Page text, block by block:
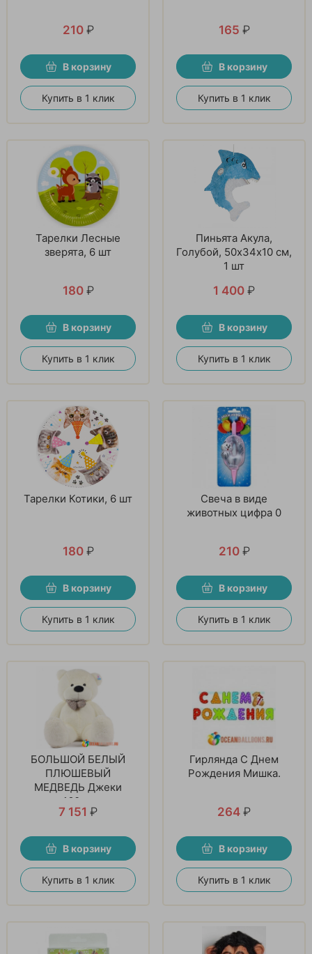
210 ₽
В корзину
Купить в 1 клик
165 ₽
В корзину
Купить в 1 клик
Тарелки Лесные
зверята, 6 шт
180 ₽
В корзину
Купить в 1 клик
Пиньята Акула,
Голубой, 50х34х10 см,
1 шт
1 400 ₽
В корзину
Купить в 1 клик
Тарелки Котики, 6 шт
180 ₽
В корзину
Купить в 1 клик
Свеча в виде
животных цифра 0
210 ₽
В корзину
Купить в 1 клик
БОЛЬШОЙ БЕЛЫЙ
ПЛЮШЕВЫЙ
МЕДВЕДЬ Джеки
160см
7 151 ₽
В корзину
Купить в 1 клик
Гирлянда С Днем
Рождения Мишка.
264 ₽
В корзину
Купить в 1 клик